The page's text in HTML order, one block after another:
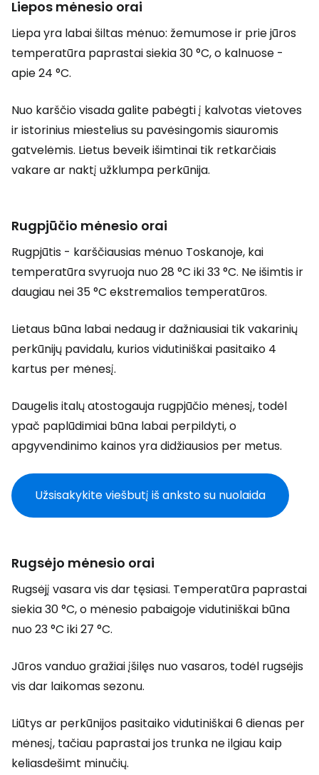
Liepos mėnesio orai
Liepa yra labai šiltas mėnuo: žemumose ir prie jūros
temperatūra paprastai siekia 30 °C, o kalnuose -
apie 24 °C.
Nuo karščio visada galite pabėgti į kalvotas vietoves
ir istorinius miestelius su pavėsingomis siauromis
gatvelėmis. Lietus beveik išimtinai tik retkarčiais
vakare ar naktį užklumpa perkūnija.
Rugpjūčio mėnesio orai
Rugpjūtis - karščiausias mėnuo Toskanoje, kai
temperatūra svyruoja nuo 28 °C iki 33 °C. Ne išimtis ir
daugiau nei 35 °C ekstremalios temperatūros.
Lietaus būna labai nedaug ir dažniausiai tik vakarinių
perkūnijų pavidalu, kurios vidutiniškai pasitaiko 4
kartus per mėnesį.
Daugelis italų atostogauja rugpjūčio mėnesį, todėl
ypač paplūdimiai būna labai perpildyti, o
apgyvendinimo kainos yra didžiausios per metus.
Užsisakykite viešbutį iš anksto su nuolaida
Rugsėjo mėnesio orai
Rugsėjį vasara vis dar tęsiasi. Temperatūra paprastai
siekia 30 °C, o mėnesio pabaigoje vidutiniškai būna
nuo 23 °C iki 27 °C.
Jūros vanduo gražiai įšilęs nuo vasaros, todėl rugsėjis
vis dar laikomas sezonu.
Liūtys ar perkūnijos pasitaiko vidutiniškai 6 dienas per
mėnesį, tačiau paprastai jos trunka ne ilgiau kaip
keliasdešimt minučių.